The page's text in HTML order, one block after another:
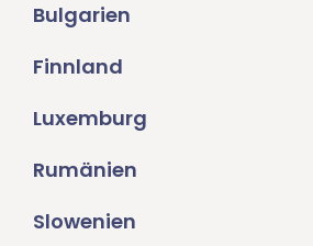
Bulgarien
Finnland
Luxemburg
Rumänien
Slowenien